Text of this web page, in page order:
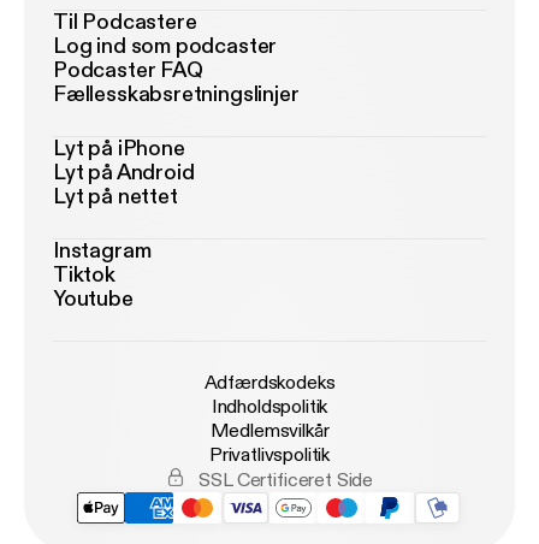
Til Podcastere
Log ind som podcaster
Podcaster FAQ
Fællesskabsretningslinjer
Lyt på iPhone
Lyt på Android
Lyt på nettet
Instagram
Tiktok
Youtube
Adfærdskodeks
Indholdspolitik
Medlemsvilkår
Privatlivspolitik
SSL Certificeret Side